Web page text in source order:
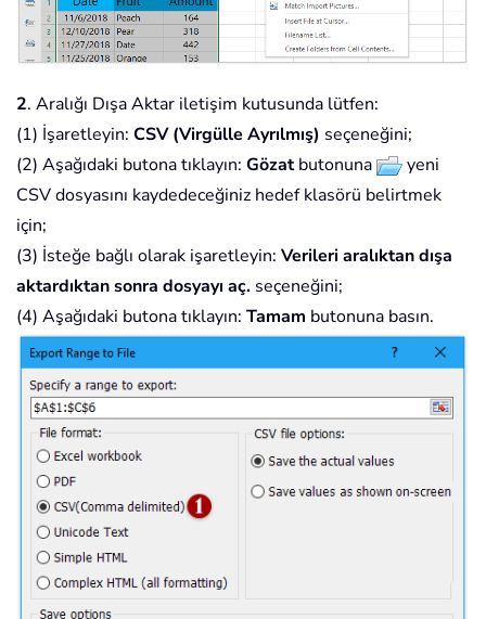
2. Aralığı Dışa Aktar iletişim kutusunda lütfen:
(1) İşaretleyin: CSV (Virgülle Ayrılmış) seçeneğini;
(2) Aşağıdaki butona tıklayın: Gözatbutonuna
yeni
CSV dosyasını kaydedeceğiniz hedef klasörü belirtmek
için;
(3) İsteğe bağlı olarak işaretleyin: Verileri aralıktan dışa
aktardıktan sonra dosyayı aç. seçeneğini;
(4) Aşağıdaki butona tıklayın: Tamam butonuna basın.